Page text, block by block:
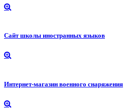
Сайт школы иностранных языков
Интернет-магазин военного снаряжения